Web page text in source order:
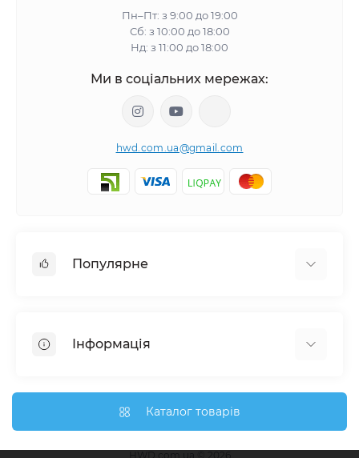
Пн–Пт: з 9:00 до 19:00
Сб: з 10:00 до 18:00
Нд: з 11:00 до 18:00
Ми в соціальних мережах:
hwd.com.ua@gmail.com
Популярне
Медальниці
Інформація
Про магазин
Гарантія та повернення
Каталог товарів